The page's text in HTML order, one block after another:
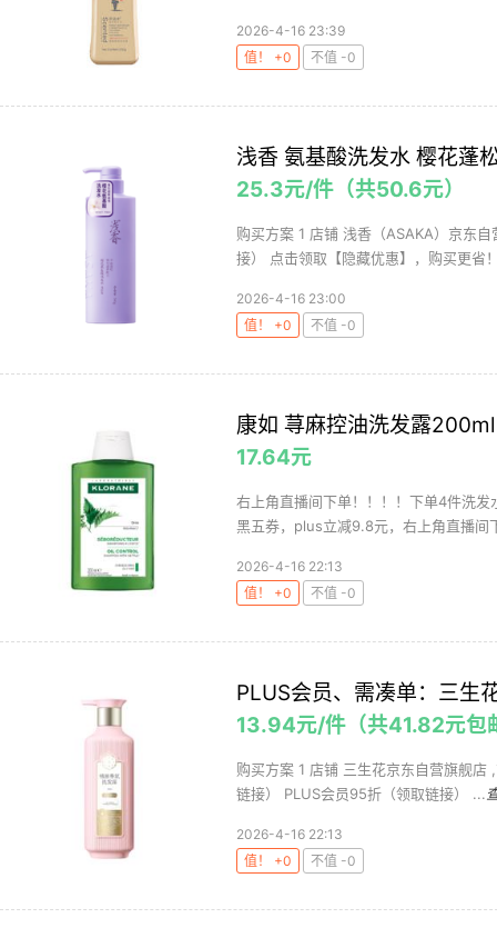
2026-4-16 23:39
值！ +0
不值 -0
浅香 氨基酸洗发水 樱花蓬
25.3元/件（共50.6元）
购买方案 1 店铺 浅香（ASAKA）京东
接） 点击领取【隐藏优惠】，购买更省
2026-4-16 23:00
值！ +0
不值 -0
康如 荨麻控油洗发露200ml
17.64元
右上角直播间下单！！！！下单4件洗
黑五券，plus立减9.8元，右上角直播间
2026-4-16 22:13
值！ +0
不值 -0
PLUS会员、需凑单：三生
13.94元/件（共41.82元包
购买方案 1 店铺 三生花京东自营旗舰
链接） PLUS会员95折（领取链接） ...
2026-4-16 22:13
值！ +0
不值 -0